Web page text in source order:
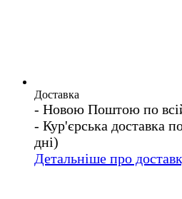
Доставка
- Новою Поштою по
- Кур'єрська доставка
дні)
Детальніше про